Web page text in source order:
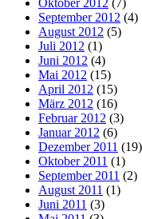
Oktober 2012 (7)
September 2012 (4)
August 2012 (5)
Juli 2012 (1)
Juni 2012 (4)
Mai 2012 (15)
April 2012 (15)
März 2012 (16)
Februar 2012 (3)
Januar 2012 (6)
Dezember 2011 (19)
Oktober 2011 (1)
September 2011 (2)
August 2011 (1)
Juni 2011 (3)